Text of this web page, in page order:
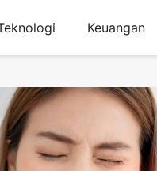
Keuangan